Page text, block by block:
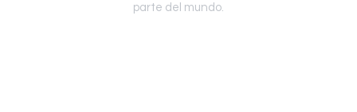
parte del mundo.